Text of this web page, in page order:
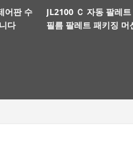
어판 수
다
JL2100 Ｃ 자동 팔레
필름 팔레트 패키징 머